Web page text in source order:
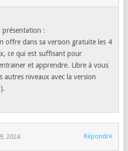
présentation :
offre dans sa version gratuite les 4
ce qui est suffisant pour
et apprendre. Libre à vous
autres niveaux avec la version
2024 Répondre